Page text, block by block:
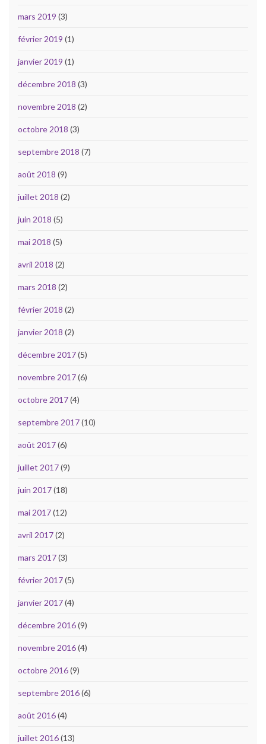
mars 2019 (3)
février 2019 (1)
janvier 2019 (1)
décembre 2018 (3)
novembre 2018 (2)
octobre 2018 (3)
septembre 2018 (7)
août 2018 (9)
juillet 2018 (2)
juin 2018 (5)
mai 2018 (5)
avril 2018 (2)
mars 2018 (2)
février 2018 (2)
janvier 2018 (2)
décembre 2017(5)
novembre 2017(6)
octobre 2017(4)
septembre 2017(10)
août 2017(6)
juillet 2017(9)
juin 2017(18)
mai 2017(12)
avril 2017(2)
mars 2017(3)
février 2017(5)
janvier 2017(4)
décembre 2016(9)
novembre 2016(4)
octobre 2016(9)
septembre 2016(6)
août 2016(4)
juillet 2016(13)